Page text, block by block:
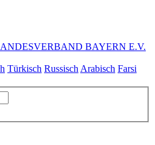
Türkisch Russisch Arabisch Farsi